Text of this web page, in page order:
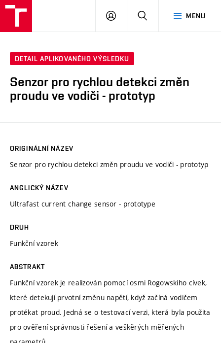
MENU
PŘIHLÁSIT
DETAIL APLIKOVANÉHO VÝSLEDKU
Senzor pro rychlou detekci změn
proudu ve vodiči - prototyp
ORIGINÁLNÍ NÁZEV
Senzor pro rychlou detekci změn proudu ve vodiči - prototyp
ANGLICKÝ NÁZEV
Ultrafast current change sensor - prototype
DRUH
Funkční vzorek
ABSTRAKT
Funkční vzorek je realizován pomocí osmi Rogowskiho cívek,
které detekují prvotní změnu napětí, když začíná vodičem
protékat proud. Jedná se o testovací verzi, která byla použita
pro ověření správnosti řešení a veškěrých měřených